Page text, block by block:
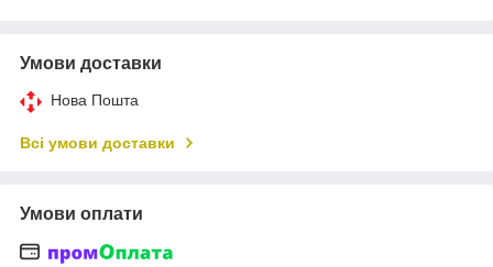
Умови доставки
Нова Пошта
Всі умови доставки
Умови оплати